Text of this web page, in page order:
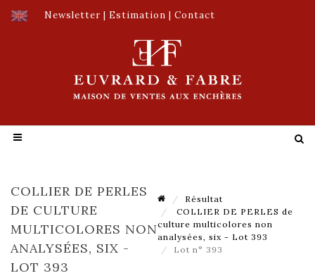
Newsletter | Estimation | Contact
COLLIER DE PERLES
DE CULTURE
MULTICOLORES NON
ANALYSÉES, SIX -
LOT 393
Résultat
COLLIER DE PERLES de
culture multicolores non
analysées, six - Lot 393
Lot n° 393